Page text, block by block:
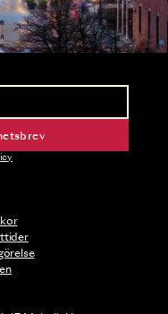
och biljettsläpp.